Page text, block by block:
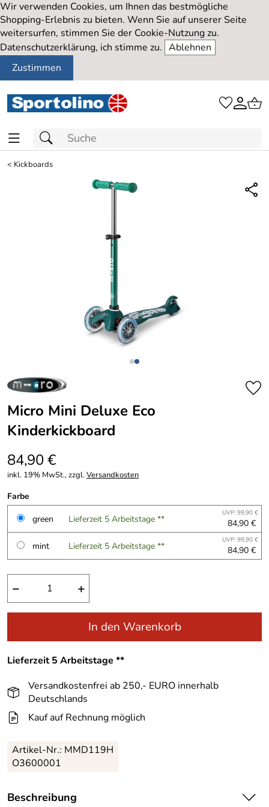
Wir verwenden Cookies, um Ihnen das bestmögliche
Shopping-Erlebnis zu bieten. Wenn Sie auf unserer Seite
weitersurfen, stimmen Sie der Cookie-Nutzung zu.
Datenschutzerklärung, ich stimme zu. Ablehnen
Zustimmen
< Kickboards
Micro Mini Deluxe Eco
Kinderkickboard
84,90 €
inkl. 19% MwSt., zzgl.Versandkosten
Farbe
green
Lieferzeit 5 Arbeitstage ** UVP: 99,90 €
84,90 €
mint
Lieferzeit 5 Arbeitstage ** UVP: 99,90 €
84,90 €
− +
In den Warenkorb
Lieferzeit 5 Arbeitstage **
Versandkostenfrei ab 250,- EURO innerhalb
Deutschlands
Kauf auf Rechnung möglich
Artikel-Nr.: MMD119H
O3600001
Beschreibung